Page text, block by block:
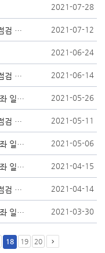
2021-07-28
2021년 7월 의료정보시스템 정기점검 안내 2021-07-12
2021-06-24
2021년 6월 의료정보시스템 정기점검 안내 2021-06-14
2021년 8월 유튜브 라이브 건강강좌 일정 2021-05-26
2021년 5월 의료정보시스템 정기점검 안내 2021-05-11
2021년 6월 유튜브 라이브 건강강좌 일정 2021-05-06
2021년 5월 유튜브 라이브 건강강좌 일정 2021-04-15
2021년 4월 의료정보시스템 정기점검 안내 2021-04-14
2021년 4월 유튜브 라이브 건강강좌 일정 2021-03-30
18 19 20